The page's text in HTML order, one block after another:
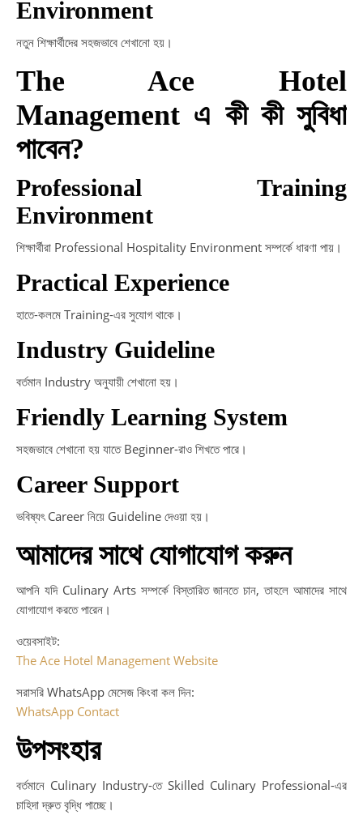
Environment
নতুন শিক্ষার্থীদের সহজভাবে শেখানো হয়।
The Ace Hotel
Management এ কী কী সুবিধা
পাবেন?
Professional Training
Environment
শিক্ষার্থীরা Professional Hospitality Environment সম্পর্কে ধারণা পায়।
Practical Experience
হাতে-কলমে Training-এর সুযোগ থাকে।
Industry Guideline
বর্তমান Industry অনুযায়ী শেখানো হয়।
Friendly Learning System
সহজভাবে শেখানো হয় যাতে Beginner-রাও শিখতে পারে।
Career Support
ভবিষ্যৎ Career নিয়ে Guideline দেওয়া হয়।
আমাদের সাথে যোগাযোগ করুন
আপনি যদি Culinary Arts সম্পর্কে বিস্তারিত জানতে চান, তাহলে আমাদের সাথে
যোগাযোগ করতে পারেন।
ওয়েবসাইট:
The Ace Hotel Management Website
সরাসরি WhatsApp মেসেজ কিংবা কল দিন:
WhatsApp Contact
উপসংহার
বর্তমানে Culinary Industry-তে Skilled Culinary Professional-এর
চাহিদা দ্রুত বৃদ্ধি পাচ্ছে।